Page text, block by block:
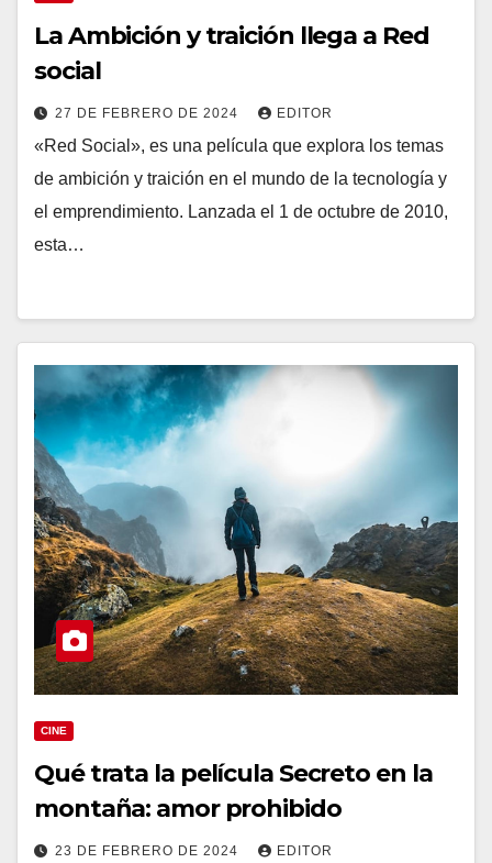
La Ambición y traición llega a Red
social
27 DE FEBRERO DE 2024 EDITOR
«Red Social», es una película que explora los temas
de ambición y traición en el mundo de la tecnología y
el emprendimiento. Lanzada el 1 de octubre de 2010,
esta…
CINE
Qué trata la película Secreto en la
montaña: amor prohibido
23 DE FEBRERO DE 2024 EDITOR